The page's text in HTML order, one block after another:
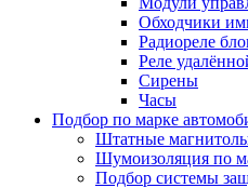
Обходчики
Радиореле
Реле
Сирены
Часы
Подбор по марке
Штатные
Шумоизоляция по
Подбор системы